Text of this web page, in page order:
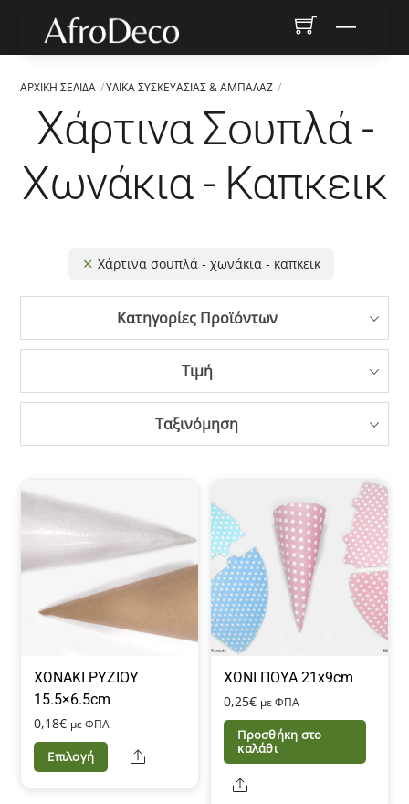
content
Menu
ΑΡΧΙΚΉ ΣΕΛΊΔΑ ΥΛΙΚΆ ΣΥΣΚΕΥΑΣΊΑΣ & ΑΜΠΑΛΆΖ
Χάρτινα Σουπλά -
Χωνάκια - Καπκεικ
Χάρτινα σουπλά - χωνάκια - καπκεικ
Κατηγορίες Προϊόντων
Τιμή
Ταξινόμηση
ΧΩΝΑΚΙ ΡΥΖΙΟΥ
15.5×6.5cm
0,18€ με ΦΠΑ
Επιλογή
ΑυτόShare
ΧΩΝΙ ΠΟΥΑ 21x9cm
0,25€ με ΦΠΑ
Προσθήκη στο
καλάθι
Share